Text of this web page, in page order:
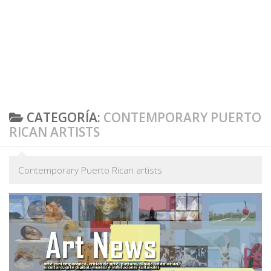
CATEGORÍA: CONTEMPORARY PUERTO
RICAN ARTISTS
Contemporary Puerto Rican artists